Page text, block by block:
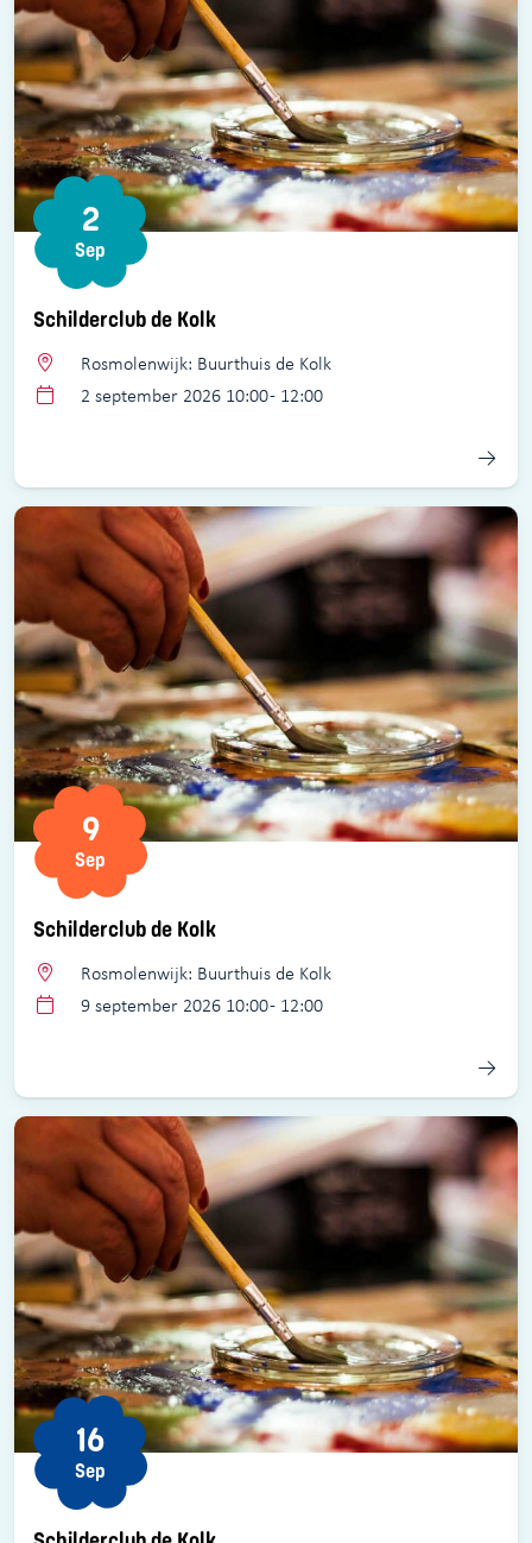
Schilderclub de Kolk
2
Sep
Rosmolenwijk: Buurthuis de Kolk
2 september 2026 10:00 - 12:00
Schilderclub de Kolk
9
Sep
Rosmolenwijk: Buurthuis de Kolk
9 september 2026 10:00 - 12:00
16
Sep